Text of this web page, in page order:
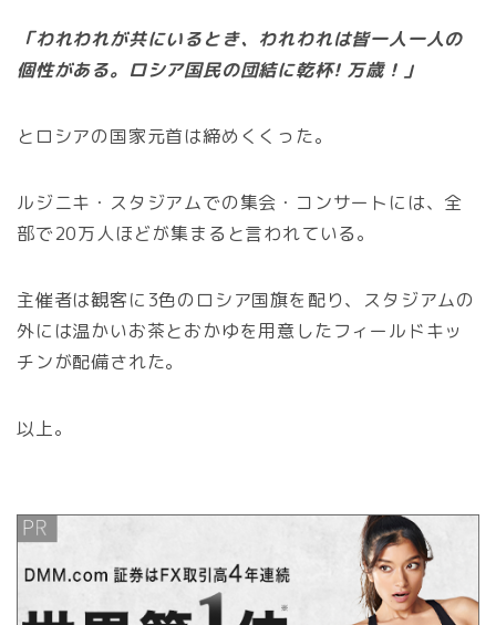
「われわれが共にいるとき、われわれは皆一人一人の
個性がある。ロシア国民の団結に乾杯! 万歳！」
とロシアの国家元首は締めくくった。
ルジニキ・スタジアムでの集会・コンサートには、全
部で20万人ほどが集まると言われている。
主催者は観客に3色のロシア国旗を配り、スタジアムの
外には温かいお茶とおかゆを用意したフィールドキッ
チンが配備された。
以上。